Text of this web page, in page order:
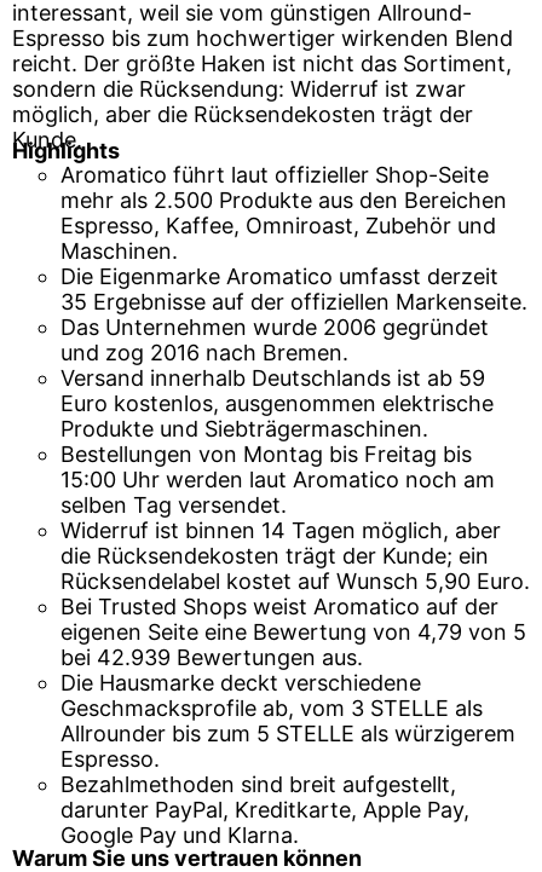
interessant, weil sie vom günstigen Allround-
Espresso bis zum hochwertiger wirkenden Blend
reicht. Der größte Haken ist nicht das Sortiment,
sondern die Rücksendung: Widerruf ist zwar
möglich, aber die Rücksendekosten trägt der
Kunde.
Highlights
Aromatico führt laut offizieller Shop-Seite
mehr als 2.500 Produkte aus den Bereichen
Espresso, Kaffee, Omniroast, Zubehör und
Maschinen.
Die Eigenmarke Aromatico umfasst derzeit
35 Ergebnisse auf der offiziellen Markenseite.
Das Unternehmen wurde 2006 gegründet
und zog 2016 nach Bremen.
Versand innerhalb Deutschlands ist ab 59
Euro kostenlos, ausgenommen elektrische
Produkte und Siebträgermaschinen.
Bestellungen von Montag bis Freitag bis
15:00 Uhr werden laut Aromatico noch am
selben Tag versendet.
Widerruf ist binnen 14 Tagen möglich, aber
die Rücksendekosten trägt der Kunde; ein
Rücksendelabel kostet auf Wunsch 5,90 Euro.
Bei Trusted Shops weist Aromatico auf der
eigenen Seite eine Bewertung von 4,79 von 5
bei 42.939 Bewertungen aus.
Die Hausmarke deckt verschiedene
Geschmacksprofile ab, vom 3 STELLE als
Allrounder bis zum 5 STELLE als würzigerem
Espresso.
Bezahlmethoden sind breit aufgestellt,
darunter PayPal, Kreditkarte, Apple Pay,
Google Pay und Klarna.
Warum Sie uns vertrauen können